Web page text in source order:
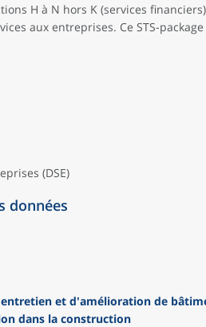
H à N hors K (services
aux entreprises. Ce STS-
(DSE)
données
et d'amélioration de
dans la construction